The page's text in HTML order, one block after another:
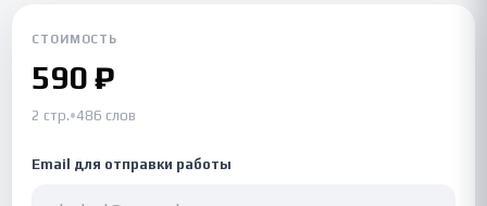
СТОИМОСТЬ
590 ₽
2 стр.•486 слов
Email для отправки работы